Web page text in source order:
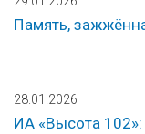
Память,
28.01.2026
ИА «Высота 102»: